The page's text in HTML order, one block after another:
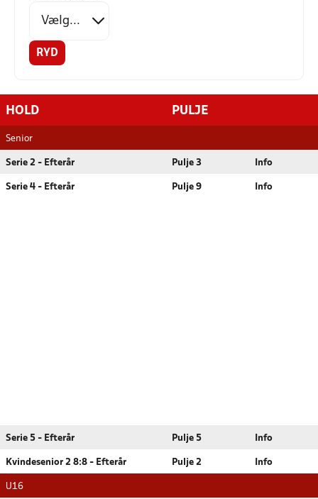
RYD
HOLD PULJE
Senior
Serie 2 - Efterår Pulje 3 Info
Serie 4 - Efterår Pulje 9 Info
Serie 5 - Efterår Pulje 5 Info
Kvindesenior 2 8:8 - Efterår Pulje 2 Info
U16